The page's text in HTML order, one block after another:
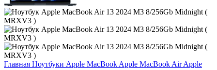
Главная Ноутбуки Apple MacBook Apple MacBook AirApple